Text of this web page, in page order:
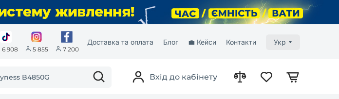
6 908 5 855 7 200
Доставка та оплата Блог 💼 Кейси Контакти Укр
Вхід до кабінету